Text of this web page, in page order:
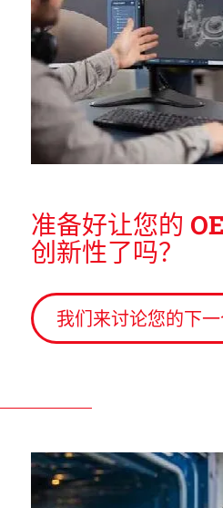
准备好让您的
创新性了吗？
我们来讨论您的下